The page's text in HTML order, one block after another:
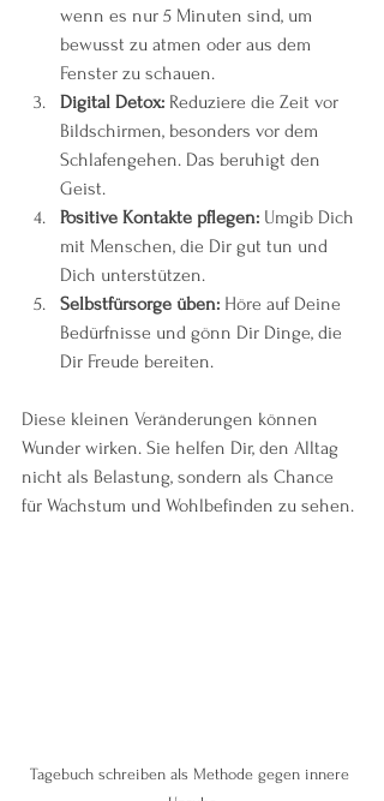
wenn es nur 5 Minuten sind, um
bewusst zu atmen oder aus dem
Fenster zu schauen.
Digital Detox: Reduziere die Zeit vor
Bildschirmen, besonders vor dem
Schlafengehen. Das beruhigt den
Geist.
Positive Kontakte pflegen: Umgib Dich
mit Menschen, die Dir gut tun und
Dich unterstützen.
Selbstfürsorge üben: Höre auf Deine
Bedürfnisse und gönn Dir Dinge, die
Dir Freude bereiten.
Diese kleinen Veränderungen können
Wunder wirken. Sie helfen Dir, den Alltag
nicht als Belastung, sondern als Chance
für Wachstum und Wohlbefinden zu sehen.
Tagebuch schreiben als Methode gegen innere